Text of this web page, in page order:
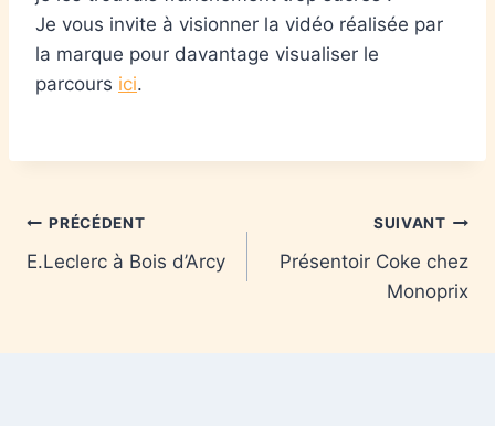
Je vous invite à visionner la vidéo réalisée par
la marque pour davantage visualiser le
parcours ici.
PRÉCÉDENT
E.Leclerc à Bois d’Arcy
SUIVANT
Présentoir Coke chez
Monoprix